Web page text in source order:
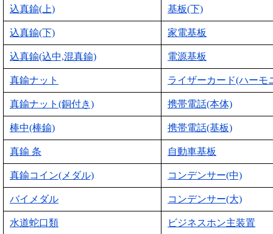
込真鍮(上) 基板(下)
込真鍮(下) 家電基板
込真鍮(込中,混真鍮) 電源基板
真鍮ナット ライザーカード(ハーモ
真鍮ナット(銅付き) 携帯電話(本体)
棒中(棒鍮) 携帯電話(基板)
真鍮 条 自動車基板
真鍮コイン(メダル) コンデンサー(中)
バイメダル コンデンサー(大)
水道蛇口類 ビジネスホン主装置